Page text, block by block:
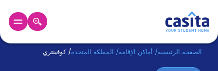
الرئيسية عربي GBP الصفحة الرئيسية/ أماكن الإقامة/ المملكة المتحدة/كوفينتري